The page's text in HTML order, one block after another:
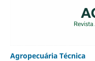
Agropecuária Técnica